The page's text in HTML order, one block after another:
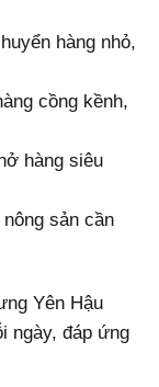
hàng nhỏ,
cồng kềnh,
hàng siêu
sản cần
Yên Hậu
ngày, đáp ứng